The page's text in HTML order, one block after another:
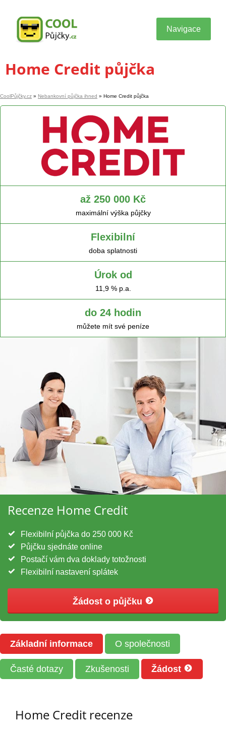
Navigace
Home Credit půjčka
CoolPůjčky.cz » Nebankovní půjčka ihned » Home Credit půjčka
až 250 000 Kč
maximální výška půjčky
Flexibilní
doba splatnosti
Úrok od
11,9 % p.a.
do 24 hodin
můžete mít své peníze
Recenze Home Credit
Flexibilní půjčka do 250 000 Kč
Půjčku sjednáte online
Postačí vám dva doklady totožnosti
Flexibilní nastavení splátek
Žádost o půjčku
Základní informace O společnosti
Časté dotazy Zkušenosti Žádost
Home Credit recenze